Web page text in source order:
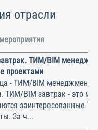
отрасли
ТИМ/BIM
проектами
- ТИМ/BIM менеджмент и
ТИМ/BIM завтрак - это
заинтересованные
За ч...